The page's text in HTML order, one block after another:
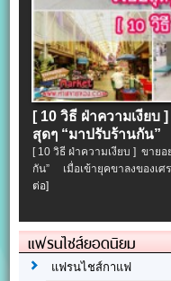
[ 10 วิธี ฝ่าความเงียบ
สุดๆ “มาปรับร้านกัน”
[ 10 วิธี ฝ่าความเงียบ ] ขาย
กัน” เมื่อเข้ายุคขาลงของเ
ต่อ]
แฟรนไชส์ยอดนิยม
แฟรนไชส์กาแฟ